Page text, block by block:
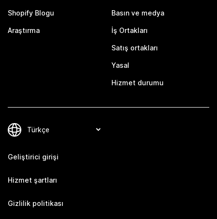
Shopify Blogu
Araştırma
Basın ve medya
İş Ortakları
Satış ortakları
Yasal
Hizmet durumu
Geliştirici girişi
Hizmet şartları
Gizlilik politikası